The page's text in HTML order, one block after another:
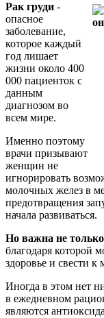
Рак груди -
опасное
заболевание,
которое каждый
год лишает
жизни около 400
000 пациенток с
данным
диагнозом во
всем мире.
Именно поэтому
врачи призывают
женщин не
игнорировать
молочных желез в
предотвращения
начала развиваться.
Но важна не
благодаря которой
здоровье и свести
Иногда в этом нет
в ежедневном
являются